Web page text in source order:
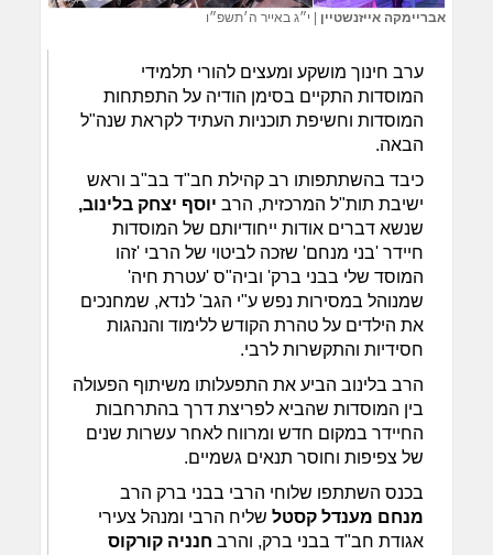
אבריימקה אייזנשטיין י״ג באייר ה׳תשפ״ו
ערב חינוך מושקע ומעצים להורי תלמידי
המוסדות התקיים בסימן הודיה על התפתחות
המוסדות וחשיפת תוכניות העתיד לקראת שנה"ל
הבאה.
כיבד בהשתתפותו רב קהילת חב"ד בב"ב וראש
ישיבת תות"ל המרכזית, הרב יוסף יצחק בלינוב,
שנשא דברים אודות ייחודיותם של המוסדות
חיידר 'בני מנחם' שזכה לביטוי של הרבי 'זהו
המוסד שלי בבני ברק' וביה"ס 'עטרת חיה'
שמנוהל במסירות נפש ע"י הגב' לנדא, שמחנכים
את הילדים על טהרת הקודש ללימוד והנהגות
חסידיות והתקשרות לרבי.
הרב בלינוב הביע את התפעלותו משיתוף הפעולה
בין המוסדות שהביא לפריצת דרך בהתרחבות
החיידר במקום חדש ומרווח לאחר עשרות שנים
של צפיפות וחוסר תנאים גשמיים.
בכנס השתתפו שלוחי הרבי בבני ברק הרב
מנחם מענדל קסטל שליח הרבי ומנהל צעירי
אגודת חב"ד בבני ברק, והרב חנניה קורקוס